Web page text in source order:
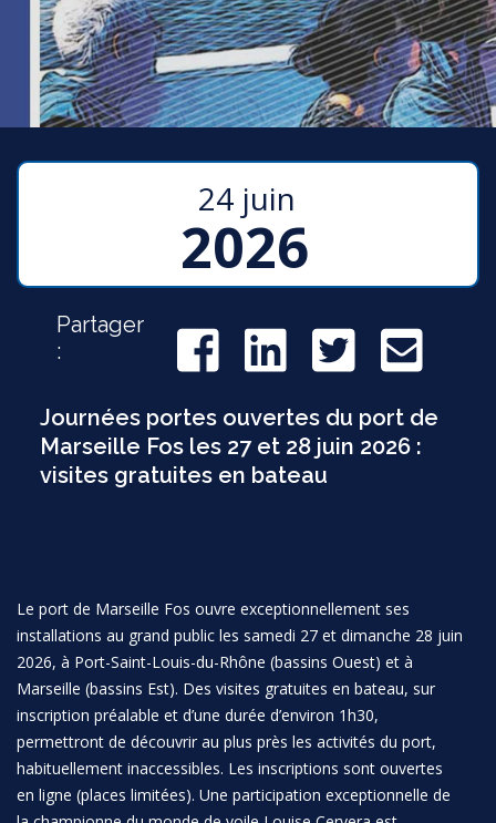
24 juin
2026
Partager
:
Journées portes ouvertes du port de
Marseille Fos les 27 et 28 juin 2026 :
visites gratuites en bateau
Le port de Marseille Fos ouvre exceptionnellement ses
installations au grand public les samedi 27 et dimanche 28 juin
2026, à Port-Saint-Louis-du-Rhône (bassins Ouest) et à
Marseille (bassins Est). Des visites gratuites en bateau, sur
inscription préalable et d’une durée d’environ 1h30,
permettront de découvrir au plus près les activités du port,
habituellement inaccessibles. Les inscriptions sont ouvertes
en ligne (places limitées). Une participation exceptionnelle de